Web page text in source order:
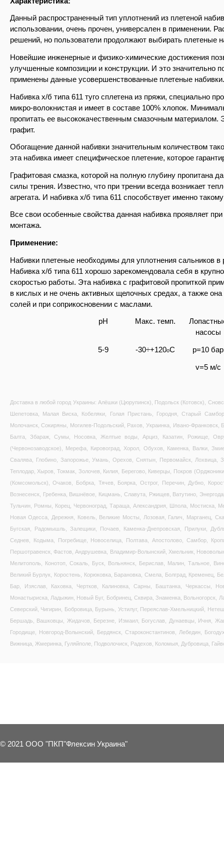
Данный распространенный тип уплотнений из плетеной
использовании, очень прочен, универсален в применении.
решений, но пользователи продолжают выбирать плетеные
Новейшие инженерные и физико-химические достижения
улучшенные композиции и конструкции. И это значительно
применены данные усовершенствованные плетеные набивки.
Набивка х/б типа 611 туго сплетена из пряжи, специально
микро-волокнистая и имеет в составе 100% хлопок.
пропитать ее высококачественным смазочным
графит.
Обогащение данной набивки значительным количеством
эта набивка имеет специфическое плетение, которое
Графитовая смазка, которой на полную глубину пропитана
силы трения. Известно, что при трении всегда возникает
агрегата. И набивка х/б типа 611 способствует именно
Все свои особенные свойства данная набивка проявляет
монтажа.
Применение:
Набивки плетеные необходимы для уплотнения сальников
Набивка х/б типа 611 хорошо зарекомендовала себя в
скоростью работы. Эта набивка с графитовой пропиткой
в кислых и не очень активных щелочных средах, а также
солей и при соприкосновении с маслами.
pH Макс. темп.
насосы
5-9 -30÷+120oC p=10 бар
v=5 м/с
Доставка в любой город Украины: Алёшки (Цюрупинск), Подольск (Котовск),
Шепетовка, Малая Виска, Кобеляки, Голая Пристань, Городня, Старый
Молочанск, Сокиряны, Могилев-Подольский, Рахов, Украинка, Ивано-
Балта, Збараж, Сумы, Носовка, Желтые воды, Арциз, Казатин, Рожище,
(Червонозаводское), Мерефа, Кировоград, Хорол, Обухов, Каменка, Валки,
Свалява, Глобино, Запорожье, Умань, Орехов, Снятын, Первомайск, Лохвица,
Теплодар, Хыров, Токмак, Золочев, Килия, Берегово, Киверцы, Покров
(Комсомольск), Очаков, Бобрка, Тячев, Боярка, Острог, Перечин, Дубно,
Вознесенск, Гребенка, Вишнёвое, Кицмань, Славута, Ржищев, Ватутино,
Тульчин, Ромны, Корец, Червоноград, Тараща, Александрия, Шпола, Мостиска,
Новая Одесса, Дережня, Ковель, Великие Мосты, Лозовая, Галич, Марганец,
Бугская, Радомышль, Залещики, Почаев, Каменка-Днепровская, Прилуки,
Седнев, Кодыма, Погребище, Новоселица, Полтава, Апостолово, Самбор,
Першотравенск, Фастов, Андрушевка, Владимир-Волынский, Хмельник,
Мелитополь, Конотоп, Сокаль, Буск, Вольнянск, Берислав, Малин, Тальное,
Великий Бурлук, Коростень, Корюковка, Барановка, Смела, Болград,
Бар, Изяслав, Каховка, Чертков, Калиновка, Сарны, Баштанка, Черкассы,
Монастыриска, Ладыжин, Новый Буг, Бобринец, Сквира, Знаменка, Вольногорск,
Северский, Чигирин, Бобровица, Бурынь, Устилуг, Переяслав-Хмельницкий,
Бершадь, Вашковцы, Жидачов, Березне, Измаил, Богуслав, Дунаевцы, Ичня,
Городище, Новгород-Волынский, Бердянск, Староконстантинов, Лебедин,
Вижница, Жмеринка, Гуляйполе, Подволочиск, Радехов, Коломыя, Дубровица,
© 2021 ООО "ПКП"Флексин Украина"